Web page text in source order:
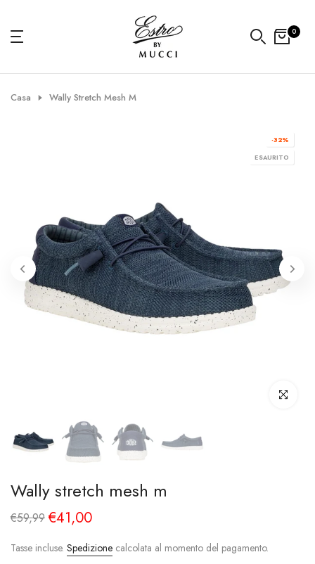
al
contenuto
0
Casa Wally Stretch Mesh M
-32%
ESAURITO
Clicca per
Wally stretch mesh m
€59,99 €41,00
Tasse incluse. Spedizione calcolata al momento del pagamento.